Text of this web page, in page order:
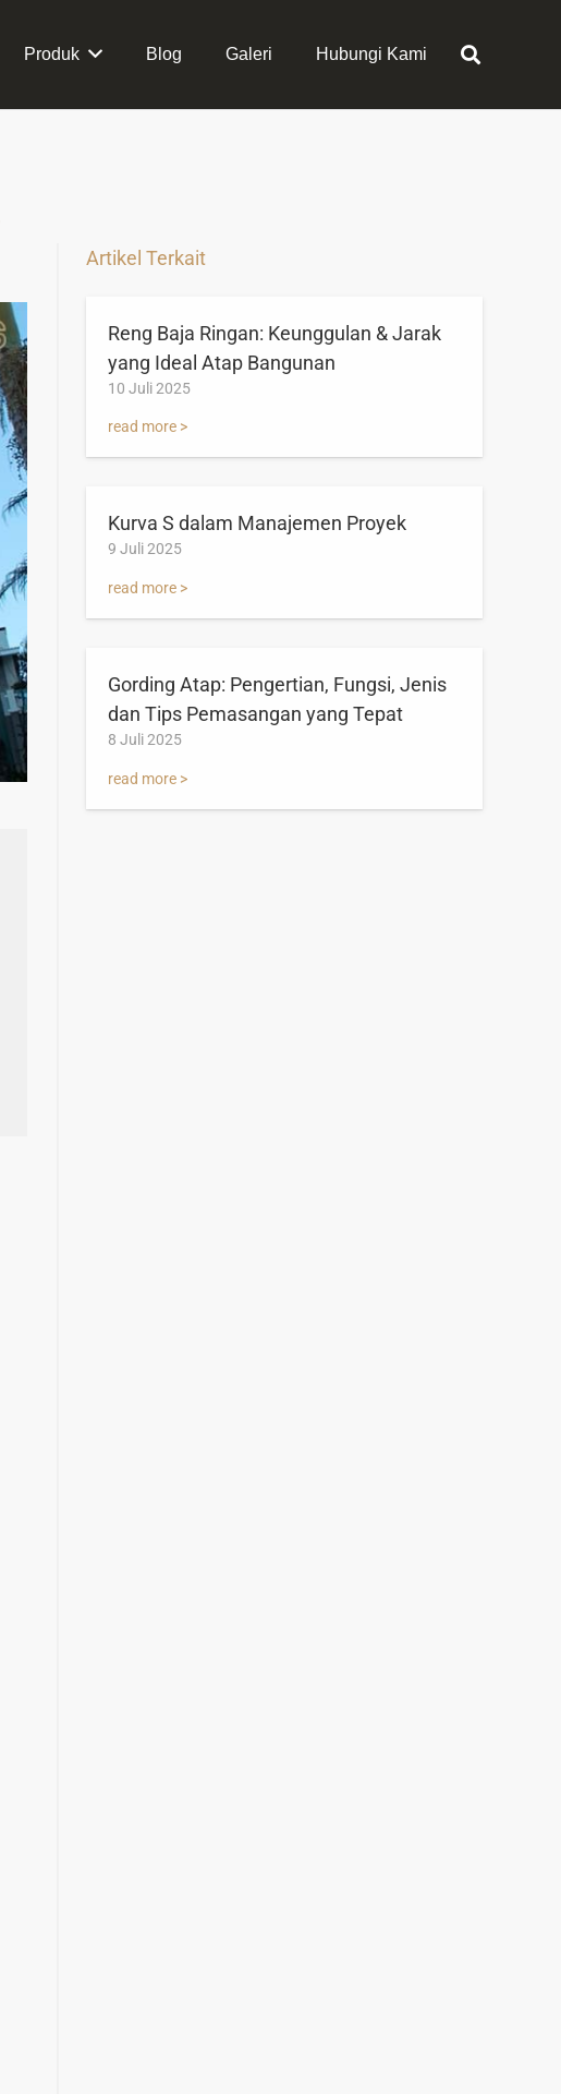
Produk Blog Galeri Hubungi Kami
Artikel Terkait
Reng Baja Ringan: Keunggulan & Jarak
yang Ideal Atap Bangunan
10 Juli 2025
read more >
Kurva S dalam Manajemen Proyek
9 Juli 2025
read more >
Gording Atap: Pengertian, Fungsi, Jenis
dan Tips Pemasangan yang Tepat
8 Juli 2025
read more >